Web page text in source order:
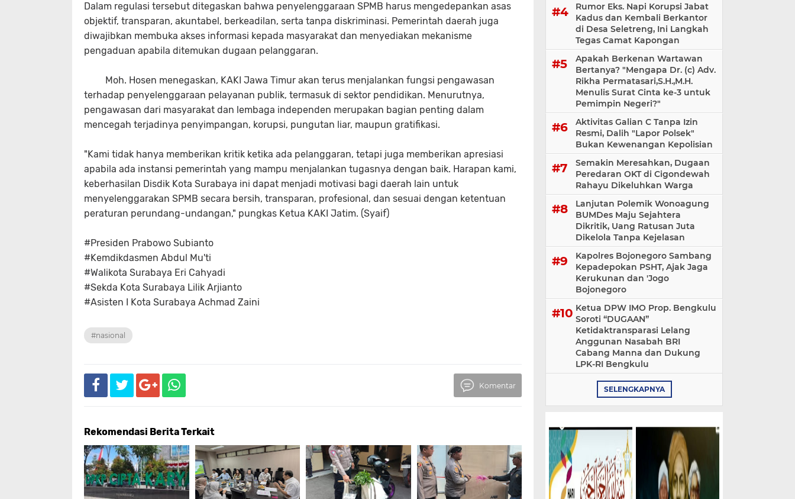
Dalam regulasi tersebut ditegaskan bahwa penyelenggaraan SPMB harus mengedepankan asas
objektif, transparan, akuntabel, berkeadilan, serta tanpa diskriminasi. Pemerintah daerah juga
diwajibkan membuka akses informasi kepada masyarakat dan menyediakan mekanisme
pengaduan apabila ditemukan dugaan pelanggaran.
Moh. Hosen menegaskan, KAKI Jawa Timur akan terus menjalankan fungsi pengawasan
terhadap penyelenggaraan pelayanan publik, termasuk di sektor pendidikan. Menurutnya,
pengawasan dari masyarakat dan lembaga independen merupakan bagian penting dalam
mencegah terjadinya penyimpangan, korupsi, pungutan liar, maupun gratifikasi.
"Kami tidak hanya memberikan kritik ketika ada pelanggaran, tetapi juga memberikan apresiasi
apabila ada instansi pemerintah yang mampu menjalankan tugasnya dengan baik. Harapan kami,
keberhasilan Disdik Kota Surabaya ini dapat menjadi motivasi bagi daerah lain untuk
menyelenggarakan SPMB secara bersih, transparan, profesional, dan sesuai dengan ketentuan
peraturan perundang-undangan," pungkas Ketua KAKI Jatim. (Syaif)
#Presiden Prabowo Subianto
#Kemdikdasmen Abdul Mu'ti
#Walikota Surabaya Eri Cahyadi
#Sekda Kota Surabaya Lilik Arjianto
#Asisten I Kota Surabaya Achmad Zaini
#nasional
Komentar
Rekomendasi Berita Terkait
Rumor Eks. Napi Korupsi Jabat
Kadus dan Kembali Berkantor
di Desa Seletreng, Ini Langkah
Tegas Camat Kapongan
Apakah Berkenan Wartawan
Bertanya? "Mengapa Dr. (c) Adv.
Rikha Permatasari,S.H.,M.H.
Menulis Surat Cinta ke-3 untuk
Pemimpin Negeri?"
Aktivitas Galian C Tanpa Izin
Resmi, Dalih "Lapor Polsek"
Bukan Kewenangan Kepolisian
Semakin Meresahkan, Dugaan
Peredaran OKT di Cigondewah
Rahayu Dikeluhkan Warga
Lanjutan Polemik Wonoagung
BUMDes Maju Sejahtera
Dikritik, Uang Ratusan Juta
Dikelola Tanpa Kejelasan
Kapolres Bojonegoro Sambang
Kepadepokan PSHT, Ajak Jaga
Kerukunan dan 'Jogo
Bojonegoro
Ketua DPW IMO Prop. Bengkulu
Soroti “DUGAAN”
Ketidaktransparasi Lelang
Anggunan Nasabah BRI
Cabang Manna dan Dukung
LPK-RI Bengkulu
SELENGKAPNYA